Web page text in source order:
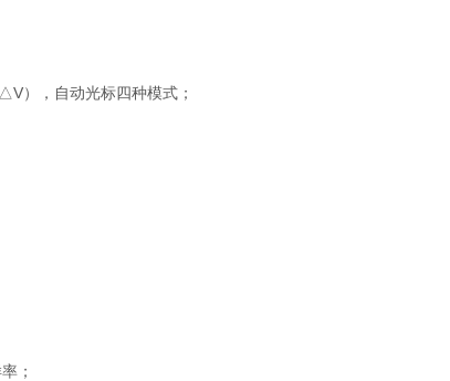
），自动光标四种模式；
；